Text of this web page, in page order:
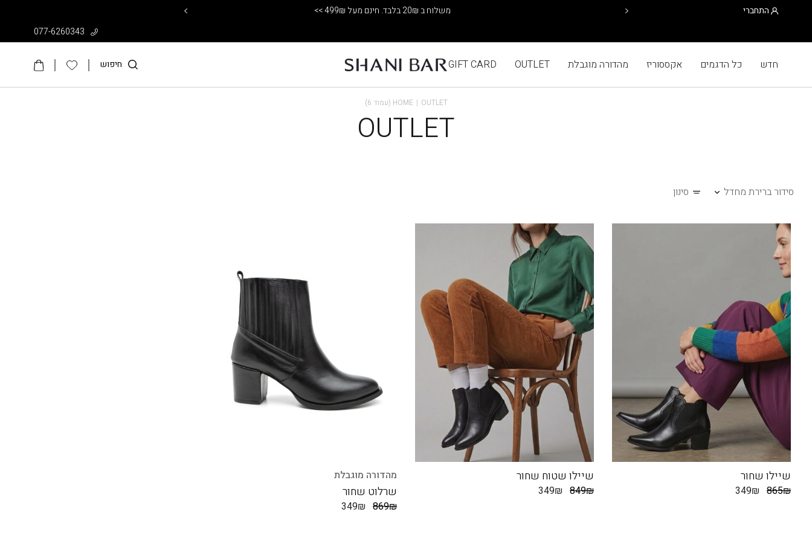
התחברי
משלוח ב 20₪ בלבד. חינם מעל 499₪ >>
חדש כל הדגמים אקססוריז מהדורה מוגבלת OUTLET
GIFT CARD חיפוש
HOME | OUTLET (עמוד 6)
OUTLET
סידור ברירת מחדל סינון
שיילו שחור
865₪
349₪
שיילו שטוח שחור
849₪
349₪
מהדורה מוגבלת
שרלוט שחור
869₪
349₪